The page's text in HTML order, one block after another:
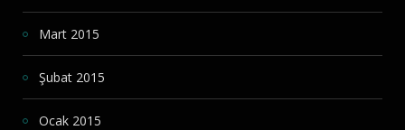
Mart 2015
Şubat 2015
Ocak 2015